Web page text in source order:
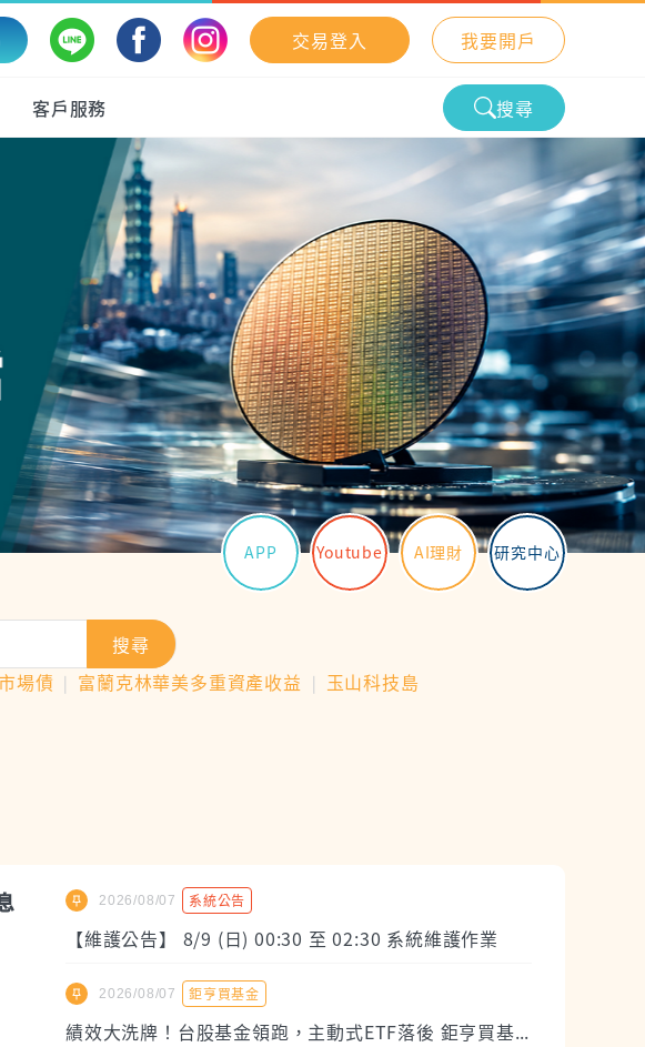
交易登入 我要開戶
客戶服務 搜尋
APP Youtube AI理財 研究中心
搜尋
場債 ❘ 富蘭克林華美多重資產收益 ❘ 玉山科技島
2026/08/07 系統公告
【維護公告】 8/9 (日) 00:30 至 02:30 系統維護作業
2026/08/07 鉅亨買基金
績效大洗牌！台股基金領跑，主動式ETF落後 鉅亨買基金：AI需求未變，震盪正是台股長線買點